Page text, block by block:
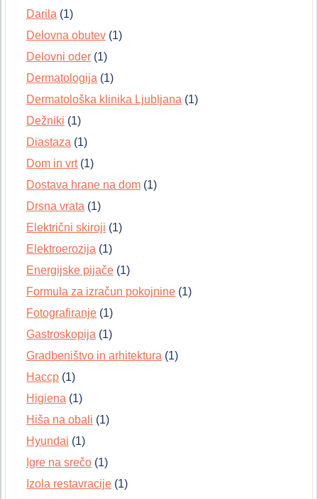
Darila (1)
Delovna obutev (1)
Delovni oder (1)
Dermatologija (1)
Dermatološka klinika Ljubljana (1)
Dežniki (1)
Diastaza (1)
Dom in vrt(1)
Dostava hrane na dom (1)
Drsna vrata (1)
Električni skiroji (1)
Elektroerozija (1)
Energijske pijače (1)
Formula za izračun pokojnine (1)
Fotografiranje (1)
Gastroskopija (1)
Gradbeništvo in arhitektura (1)
Haccp (1)
Higiena (1)
Hiša na obali (1)
Hyundai (1)
Igre na srečo (1)
Izola restavracije (1)